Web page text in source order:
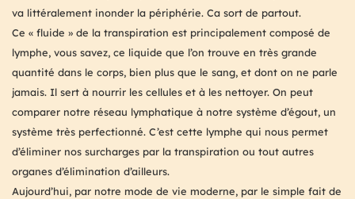
va littéralement inonder la périphérie. Ca sort de partout.
Ce « fluide » de la transpiration est principalement composé de
lymphe, vous savez, ce liquide que l’on trouve en très grande
quantité dans le corps, bien plus que le sang, et dont on ne parle
jamais. Il sert à nourrir les cellules et à les nettoyer. On peut
comparer notre réseau lymphatique à notre système d’égout, un
système très perfectionné. C’est cette lymphe qui nous permet
d’éliminer nos surcharges par la transpiration ou tout autres
organes d’élimination d’ailleurs.
Aujourd’hui, par notre mode de vie moderne, par le simple fait de